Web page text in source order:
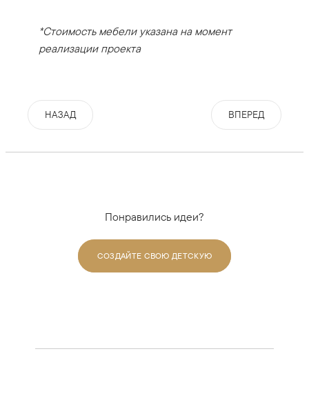
*Стоимость мебели указана на момент
реализации проекта
НАЗАД ВПЕРЕД
Понравились идеи?
СОЗДАЙТЕ СВОЮ ДЕТСКУЮ